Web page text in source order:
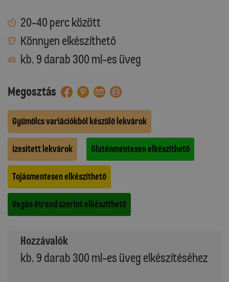
20-40 perc között
Könnyen elkészíthető
kb. 9 darab 300 ml-es üveg
Megosztás
Gyümölcs variációkból készülő lekvárok
Ízesített lekvárok Gluténmentesen elkészíthető
Tojásmentesen elkészíthető
Vegán étrend szerint elkészíthető
Hozzávalók
kb. 9 darab 300 ml-es üveg elkészítéséhez